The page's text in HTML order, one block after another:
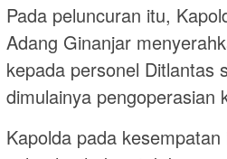
Pada peluncuran itu,
Adang Ginanjar
kepada personel Ditlantas
dimulainya pengoperasian
Kapolda pada